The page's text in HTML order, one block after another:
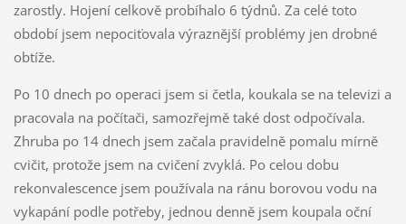
zarostly. Hojení celkově probíhalo 6 týdnů. Za celé toto
období jsem nepociťovala výraznější problémy jen drobné
obtíže.
Po 10 dnech po operaci jsem si četla, koukala se na televizi a
pracovala na počítači, samozřejmě také dost odpočívala.
Zhruba po 14 dnech jsem začala pravidelně pomalu mírně
cvičit, protože jsem na cvičení zvyklá. Po celou dobu
rekonvalescence jsem používala na ránu borovou vodu na
vykapání podle potřeby, jednou denně jsem koupala oční